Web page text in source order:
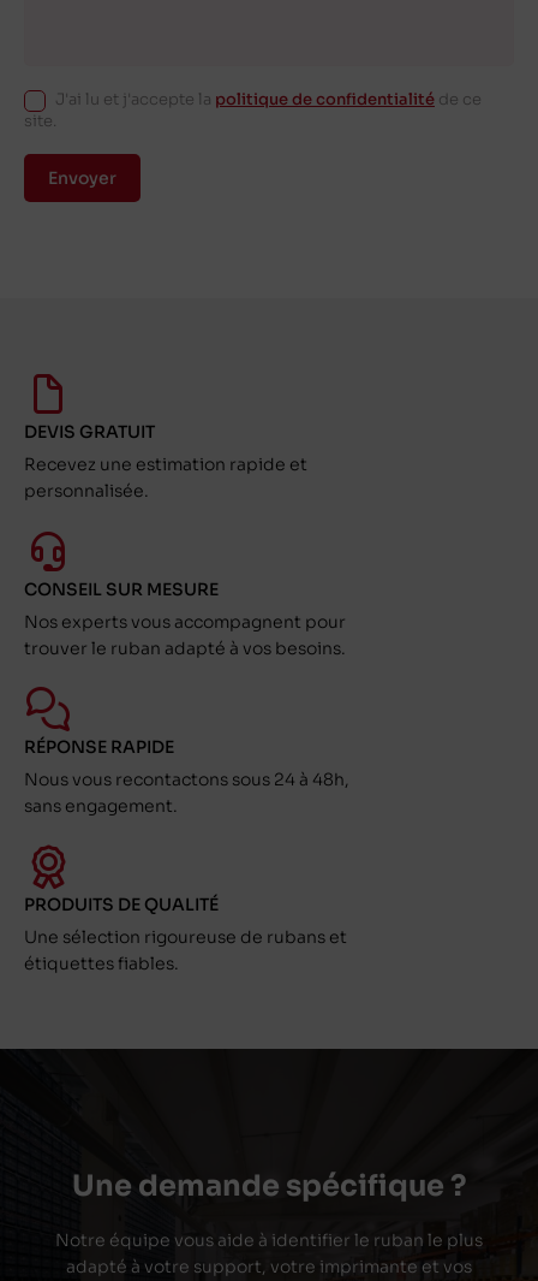
J'ai lu et j'accepte la politique de confidentialité de ce
site.
Envoyer
DEVIS GRATUIT
Recevez une estimation rapide et
personnalisée.
CONSEIL SUR MESURE
Nos experts vous accompagnent pour
trouver le ruban adapté à vos besoins.
RÉPONSE RAPIDE
Nous vous recontactons sous 24 à 48h,
sans engagement.
PRODUITS DE QUALITÉ
Une sélection rigoureuse de rubans et
étiquettes fiables.
Une demande spécifique ?
Notre équipe vous aide à identifier le ruban le plus
adapté à votre support, votre imprimante et vos